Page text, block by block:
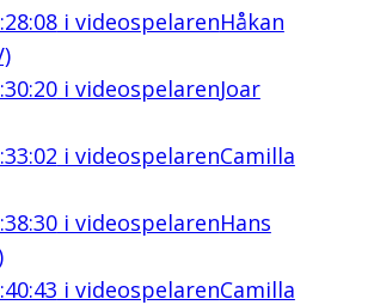
i videospelarenHåkan
i videospelarenJoar
i videospelarenCamilla
i videospelarenHans
i videospelarenCamilla